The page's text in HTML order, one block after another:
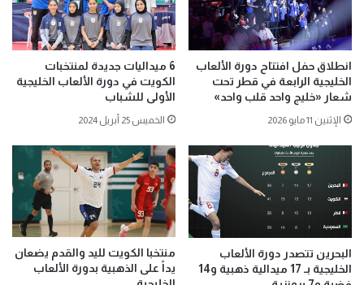
انطلاق حفل افتتاح دورة الألعاب
الخليجية الرابعة في قطر تحت
شعار «خليج واحد قلب واحد»
الإثنين 11 مايو 2026
6 ميداليات جديدة لمنتخبات
الكويت في دورة الألعاب الخليجية
الأولى للشباب
الخميس 25 أبريل 2024
البحرين تتصدر دورة الألعاب
الخليجية بـ 17 ميدالية ذهبية و14
منتخبا الكويت لليد والقدم يضعان
يداً على الذهبية بدورة الألعاب